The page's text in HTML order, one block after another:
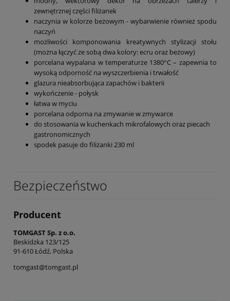
zewnętrznej części filiżanek
naczynia w kolorze beżowym - wybarwienie również spodu
naczyń
możliwości komponowania kreatywnych stylizacji stołu
(można łączyć ze sobą dwa kolory: ecru oraz beżowy)
porcelana wypalana w temperaturze 1380°C – zapewnia to
wysoką odporność na wyszczerbienia i trwałość
glazura nieabsorbująca zapachów i bakterii
wykończenie - połysk
łatwa w myciu
porcelana odporna na zmywanie w zmywarce
do stosowania w kuchenkach mikrofalowych oraz piecach
gastronomicznych
spodek pasuje do filiżanki 230 ml
Bezpieczeństwo
Producent
TOMGAST Sp. z o.o.
Beskidzka 123/125
91-610 Łódź, Polska
tomgast@tomgast.pl